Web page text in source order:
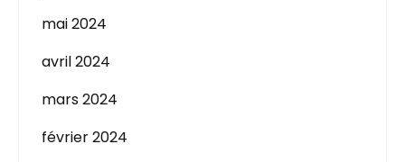
mai 2024
avril 2024
mars 2024
février 2024